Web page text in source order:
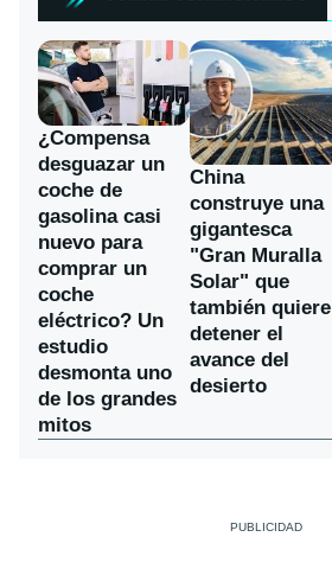
¿Compensa
desguazar un
coche de
gasolina casi
nuevo para
comprar un
coche
eléctrico? Un
estudio
desmonta uno
de los grandes
mitos
China
construye una
gigantesca
"Gran Muralla
Solar" que
también quiere
detener el
avance del
desierto